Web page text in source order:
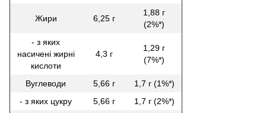
Жири 6,25 г
1,88 г
(2%*)
- з яких
насичені жирні
кислоти
4,3 г
1,29 г
(7%*)
Вуглеводи 5,66 г
1,7 г (1%*)
- з яких цукру
5,66 г
1,7 г (2%*)